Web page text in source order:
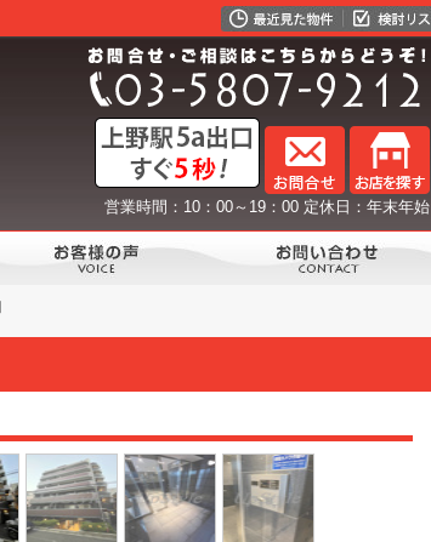
営業時間：10：00～19：00 定休日：年末年始